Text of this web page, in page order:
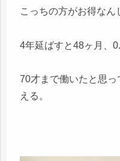
こっちの方がお得なん
4年延ばすと48ヶ月、
70才まで働いたと思
える。